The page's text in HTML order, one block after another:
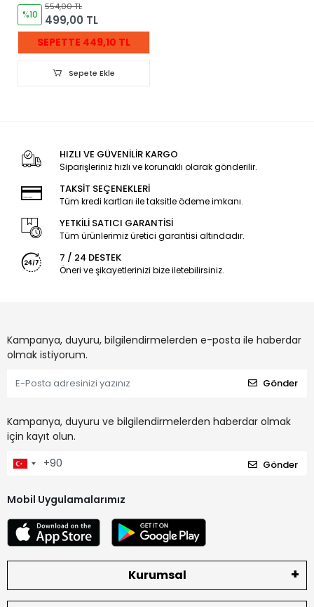
%10
554,00 TL
499,00 TL
SEPETTE 449,10 TL
Sepete Ekle
HIZLI VE GÜVENİLİR KARGO
Siparişleriniz hızlı ve korunaklı olarak gönderilir.
TAKSİT SEÇENEKLERİ
Tüm kredi kartları ile taksitle ödeme imkanı.
YETKİLİ SATICI GARANTİSİ
Tüm ürünlerimiz üretici garantisi altındadır.
7 / 24 DESTEK
Öneri ve şikayetlerinizi bize iletebilirsiniz.
Kampanya, duyuru, bilgilendirmelerden e-posta ile haberdar
olmak istiyorum.
Gönder
Kampanya, duyuru ve bilgilendirmelerden haberdar olmak
için kayıt olun.
Gönder
Mobil Uygulamalarımız
Kurumsal